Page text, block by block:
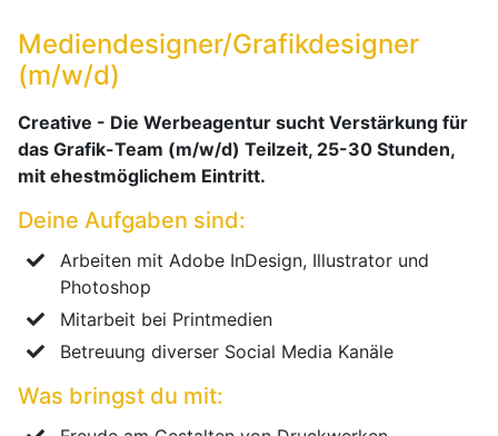
Mediendesigner/Grafikdesigner
(m/w/d)
Creative - Die Werbeagentur sucht Verstärkung für
das Grafik-Team (m/w/d) Teilzeit, 25-30 Stunden,
mit ehestmöglichem Eintritt.
Deine Aufgaben sind:
Arbeiten mit Adobe InDesign, Illustrator und
Photoshop
Mitarbeit bei Printmedien
Betreuung diverser Social Media Kanäle
Was bringst du mit: